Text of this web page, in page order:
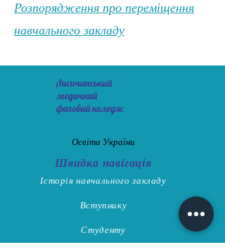
Розпорядження про переміщення
навчального закладу
Лисичанський
медичний
фаховий коледж
Освіта України
Історія навчального закладу
Вступнику
Студенту
Швидка навігація